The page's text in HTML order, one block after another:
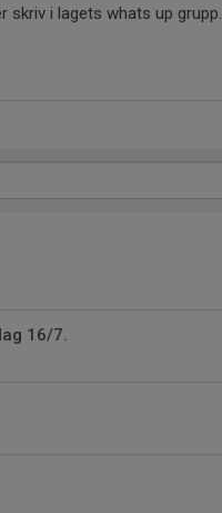
skriv i lagets whats up grupp.
16/7.